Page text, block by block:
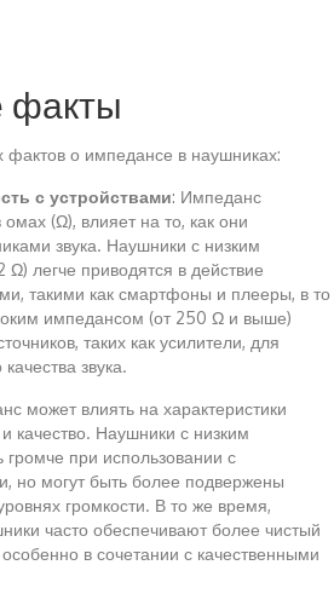
факты
фактов о импедансе в наушниках:
с устройствами: Импеданс
(Ω), влияет на то, как они
звука. Наушники с низким
легче приводятся в действие
такими как смартфоны и плееры, в то
импедансом (от 250 Ω и выше)
таких как усилители, для
звука.
может влиять на характеристики
и качество. Наушники с низким
громче при использовании с
но могут быть более подвержены
громкости. В то же время,
часто обеспечивают более чистый
в сочетании с качественными